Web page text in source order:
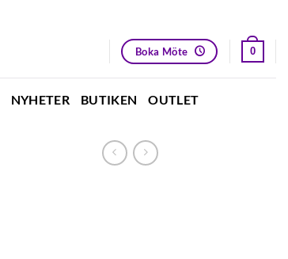
Boka Möte 0
NYHETER BUTIKEN OUTLET